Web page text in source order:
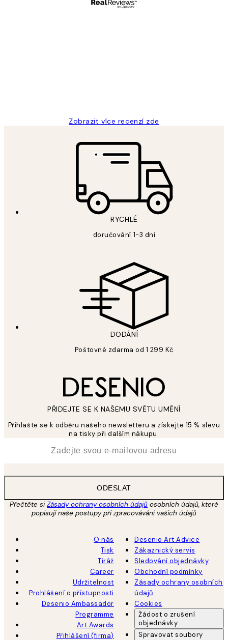
Zobrazit více recenzí zde
RYCHLÉ
doručování 1-3 dní
DODÁNÍ
Poštovné zdarma od 1 299 Kč
PŘIDEJTE SE K NAŠEMU SVĚTU UMĚNÍ
Přihlašte se k odběru našeho newsletteru a získejte 15 % slevu
na tisky při dalším nákupu.
ODESLAT
Přečtěte siZásady ochrany osobních údajů osobních údajů, které
popisují naše postupy při zpracovávání vašich údajů
O nás
Tisk
Tiráž
Career
Udržitelnost
Prohlášení o přístupnosti
Desenio Ambassador
Programme
Art Awards
Přihlášení (firma)
Desenio Art Advice
Zákaznický servis
Sledování objednávky
Obchodní podmínky
Zásady ochrany osobních
údajů
Cookies
Žádost o zrušení
objednávky
Spravovat soubory